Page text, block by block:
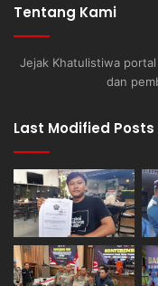
Tentang Kami
Jejak Khatulistiwa
dan
Last Modified Posts